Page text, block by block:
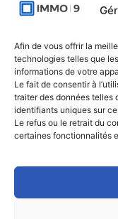
Afin de vous offrir la
technologies telles que
informations de votre
Le fait de consentir à
traiter des données telles
identifiants uniques sur
Le refus ou le retrait du
certaines fonctionnalités
491 - bte
IMMO-9
Rue de
Grouchy 1 |
5000